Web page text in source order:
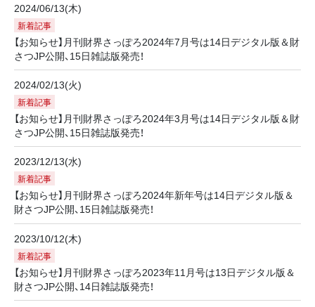
2024/06/13(木)
新着記事
【お知らせ】月刊財界さっぽろ2024年7月号は14日デジタル版＆財
さつJP公開、15日雑誌版発売！
2024/02/13(火)
新着記事
【お知らせ】月刊財界さっぽろ2024年3月号は14日デジタル版＆財
さつJP公開、15日雑誌版発売！
2023/12/13(水)
新着記事
【お知らせ】月刊財界さっぽろ2024年新年号は14日デジタル版＆
財さつJP公開、15日雑誌版発売！
2023/10/12(木)
新着記事
【お知らせ】月刊財界さっぽろ2023年11月号は13日デジタル版＆
財さつJP公開、14日雑誌版発売！